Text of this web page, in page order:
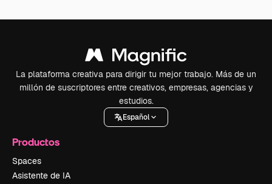
La plataforma creativa para dirigir tu mejor trabajo. Más de un
millón de suscriptores entre creativos, empresas, agencias y
estudios.
Español
Productos
Spaces
Asistente de IA